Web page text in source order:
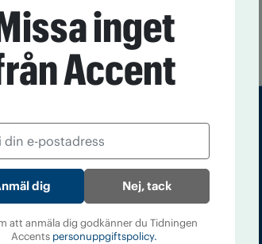
33 Stockholm
Janson Lundkvist,
In English
inget
Accent
Nej, tack
att anmäla dig godkänner du Tidningen
Accents personuppgiftspolicy.